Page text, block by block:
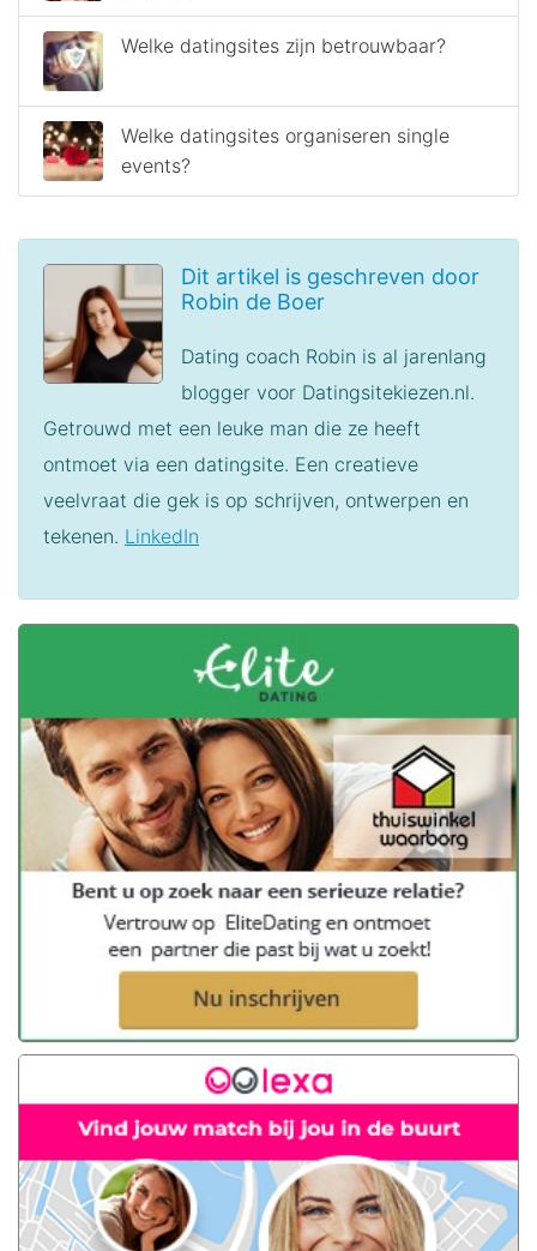
Welke datingsites zijn betrouwbaar?
Welke datingsites organiseren single
events?
Dit artikel is geschreven door
Robin de Boer
Dating coach Robin is al jarenlang
blogger voor Datingsitekiezen.nl.
Getrouwd met een leuke man die ze heeft
ontmoet via een datingsite. Een creatieve
veelvraat die gek is op schrijven, ontwerpen en
tekenen. LinkedIn